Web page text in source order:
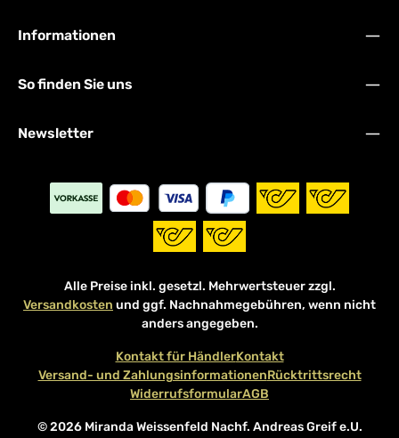
Informationen
So finden Sie uns
Newsletter
Alle Preise inkl. gesetzl. Mehrwertsteuer zzgl.
Versandkosten und ggf. Nachnahmegebühren, wenn nicht
anders angegeben.
© 2026 Miranda Weissenfeld Nachf. Andreas Greif e.U.
Kontakt für HändlerKontakt
Versand- und ZahlungsinformationenRücktrittsrecht
WiderrufsformularAGB